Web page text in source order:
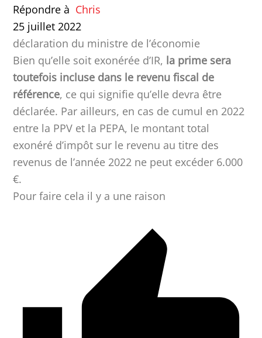
Répondre à Chris
25 juillet 2022
déclaration du ministre de l’économie
Bien qu’elle soit exonérée d’IR, la prime sera
toutefois incluse dans le revenu fiscal de
référence, ce qui signifie qu’elle devra être
déclarée. Par ailleurs, en cas de cumul en 2022
entre la PPV et la PEPA, le montant total
exonéré d’impôt sur le revenu au titre des
revenus de l’année 2022 ne peut excéder 6.000
€.
Pour faire cela il y a une raison